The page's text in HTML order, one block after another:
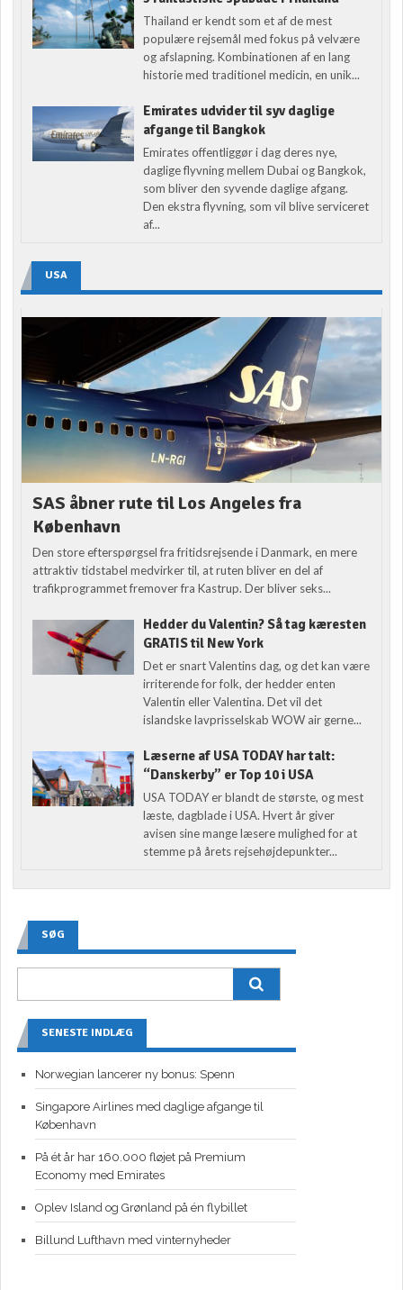
Thailand er kendt som et af de mest
populære rejsemål med fokus på velvære
og afslapning. Kombinationen af en lang
historie med traditionel medicin, en unik...
Emirates udvider til syv daglige
afgange til Bangkok
Emirates offentliggør i dag deres nye,
daglige flyvning mellem Dubai og Bangkok,
som bliver den syvende daglige afgang.
Den ekstra flyvning, som vil blive serviceret
af...
USA
SAS åbner rute til Los Angeles fra
København
Den store efterspørgsel fra fritidsrejsende i Danmark, en mere
attraktiv tidstabel medvirker til, at ruten bliver en del af
trafikprogrammet fremover fra Kastrup. Der bliver seks...
Hedder du Valentin? Så tag kæresten
GRATIS til New York
Det er snart Valentins dag, og det kan være
irriterende for folk, der hedder enten
Valentin eller Valentina. Det vil det
islandske lavprisselskab WOW air gerne...
Læserne af USA TODAY har talt:
“Danskerby” er Top 10 i USA
USA TODAY er blandt de største, og mest
læste, dagblade i USA. Hvert år giver
avisen sine mange læsere mulighed for at
stemme på årets rejsehøjdepunkter...
SØG
SENESTE INDLÆG
Norwegian lancerer ny bonus: Spenn
Singapore Airlines med daglige afgange til
København
På ét år har 160.000 fløjet på Premium
Economy med Emirates
Oplev Island og Grønland på én flybillet
Billund Lufthavn med vinternyheder